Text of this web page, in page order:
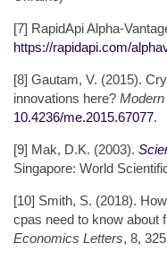
[7] RapidApi Alpha-
https://rapidapi.com/
[8] Gautam, V. (2015).
innovations here?
10.4236/me.2015.67077.
[9] Mak, D.K. (2003).
Singapore: World
[10] Smith, S. (2018).
cpas need to know about
Economics Letters, 8,